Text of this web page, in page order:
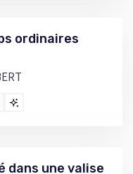
ordinaires
dans une valise